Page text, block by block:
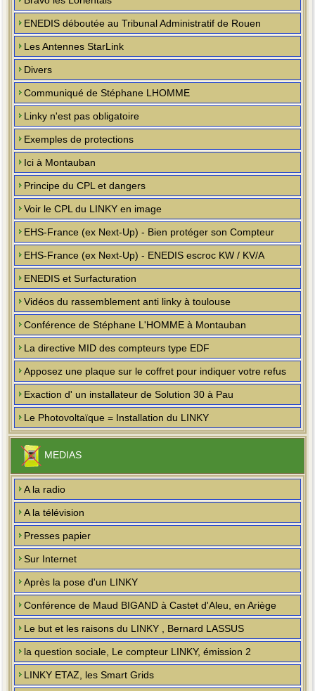
ENEDIS déboutée au Tribunal Administratif de Rouen
Les Antennes StarLink
Divers
Communiqué de Stéphane LHOMME
Linky n'est pas obligatoire
Exemples de protections
Ici à Montauban
Principe du CPL et dangers
Voir le CPL du LINKY en image
EHS-France (ex Next-Up) - Bien protéger son Compteur
EHS-France (ex Next-Up) - ENEDIS escroc KW / KV/A
ENEDIS et Surfacturation
Vidéos du rassemblement anti linky à toulouse
Conférence de Stéphane L'HOMME à Montauban
La directive MID des compteurs type EDF
Apposez une plaque sur le coffret pour indiquer votre refus
Exaction d' un installateur de Solution 30 à Pau
Le Photovoltaïque = Installation du LINKY
MEDIAS
A la radio
A la télévision
Presses papier
Sur Internet
Après la pose d'un LINKY
Conférence de Maud BIGAND à Castet d'Aleu, en Ariège
Le but et les raisons du LINKY , Bernard LASSUS
la question sociale, Le compteur LINKY, émission 2
LINKY ETAZ, les Smart Grids